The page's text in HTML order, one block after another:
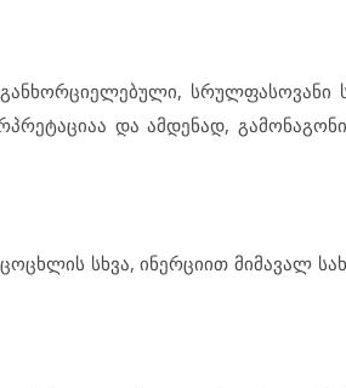
სრულფასოვანი
და ამდენად,
სხვა, ინერციით მიმავალ